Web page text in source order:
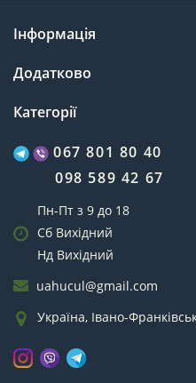
Інформація
Додатково
Категорії
067 801 80 40
098 589 42 67
Пн-Пт з 9 до 18
Сб Вихідний
Нд Вихідний
uahucul@gmail.com
Україна, Івано-